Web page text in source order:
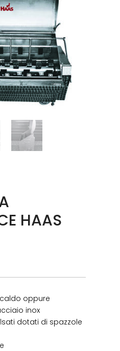
HAAS
oppure
inox
dotati di spazzole